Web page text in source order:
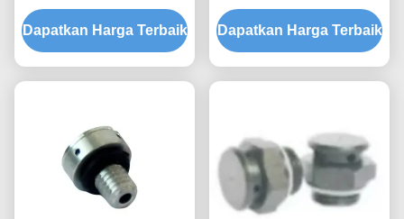
perbedaan tekanan dan
lingkungan lembab
dengan katup tahan air
Dapatkan Harga Terbaik
air bernapas untuk turbin
angin dengan
permeabilitas udara yang
Dapatkan Harga Terbaik